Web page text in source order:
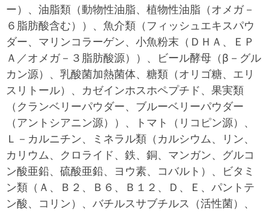
ー）、油脂類（動物性油脂、植物性油脂（オメガ－
６脂肪酸含む））、魚介類（フィッシュエキスパウ
ダー、マリンコラーゲン、小魚粉末（ＤＨＡ、ＥＰ
Ａ／オメガ－３脂肪酸源））、ビール酵母（β－グル
カン源）、乳酸菌加熱菌体、糖類（オリゴ糖、エリ
スリトール）、カゼインホスホペプチド、果実類
（クランベリーパウダー、ブルーベリーパウダー
（アントシアニン源））、トマト（リコピン源）、
Ｌ－カルニチン、ミネラル類（カルシウム、リン、
カリウム、クロライド、鉄、銅、マンガン、グルコ
ン酸亜鉛、硫酸亜鉛、ヨウ素、コバルト）、ビタミ
ン類（Ａ、Ｂ２、Ｂ６、Ｂ１２、Ｄ、Ｅ、パントテ
ン酸、コリン）、バチルスサブチルス（活性菌）、